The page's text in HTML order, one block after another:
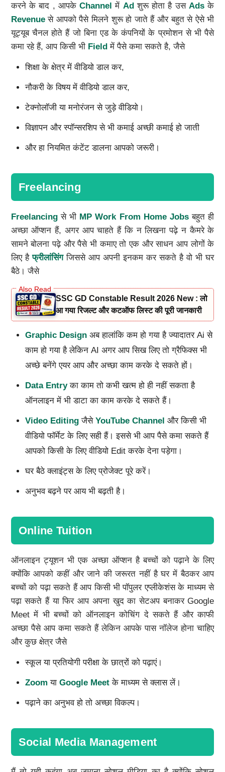
करने के बाद , आपकेChannel में Adशुरू होता है उस Ads के
Revenueसे आपको पैसे मिलने शुरू हो जाते हैं और बहुत से ऐसे भी
यूट्यूब चैनल होते हैं जो बिना एड के कंपनियों के प्रमोशन से भी पैसे
कमा रहे हैं, आप किसी भी Fieldमें पैसे कमा सकते है, जैसे
शिक्षा के क्षेत्र में वीडियो डाल कर,
नौकरी के विषय में वीडियो डाल कर,
टेक्नोलॉजी या मनोरंजन से जुड़े वीडियो।
विज्ञापन और स्पॉन्सरशिप से भी कमाई अच्छी कमाई हो जाती
और हा नियमित कंटेंट डालना आपको जरूरी।
Freelancing
Freelancingसे भी MP Work From Home Jobsबहुत ही
अच्छा ऑप्शन हैं, अगर आप चाहते हैं कि न लिखना पढ़े न कैमरे के
सामने बोलना पढ़े और पैसे भी कमाए तो एक और साधन आप लोगों के
लिए हैफ्रीलांसिंगजिससे आप अपनी इनकम कर सकते है वो भी घर
बैठे। जैसे
SSC GD Constable Result 2026 New : लो
आ गया रिजल्ट और कटऑफ लिस्ट की पूरी जानकारी
Graphic Designअब हालांकि कम हो गया है ज्यादातर Ai से
काम हो गया है लेकिन AI अगर आप सिख लिए तो ग्रैफिक्स भी
अच्छे बनेंगे एयर आप और अच्छा काम करके दे सकते हों।
Data Entryका काम तो कभी खत्म हो ही नहीं सकता है
ऑनलाइन में भी डाटा का काम करके दे सकते हैं।
Video Editingजैसे YouTube Channel और किसी भी
वीडियो फॉर्मेट के लिए सही हैं। इससे भी आप पैसे कमा सकते हैं
आपको किसी के लिए वीडियो Edit करके देना पड़ेगा।
घर बैठे क्लाइंट्स के लिए प्रोजेक्ट पूरे करें।
अनुभव बढ़ने पर आय भी बढ़ती है।
Online Tuition
ऑनलाइन ट्यूशन भी एक अच्छा ऑप्शन है बच्चों को पढ़ाने के लिए
क्योंकि आपको कहीं और जाने की जरूरत नहीं है घर में बैठकर आप
बच्चों को पढ़ा सकते हैं आप किसी भी पॉपुलर एप्लीकेशंस के माध्यम से
पढ़ा सकते हैं या फिर आप अपना खुद का सेटअप बनाकर Google
Meet में भी बच्चों को ऑनलाइन कोचिंग दे सकते हैं और काफी
अच्छा पैसे आप कमा सकते हैं लेकिन आपके पास नॉलेज होना चाहिए
और कुछ क्षेत्र जैसे
स्कूल या प्रतियोगी परीक्षा के छात्रों को पढ़ाएं।
Zoom या Google Meetके माध्यम से क्लास लें।
पढ़ाने का अनुभव हो तो अच्छा विकल्प।
Social Media Management